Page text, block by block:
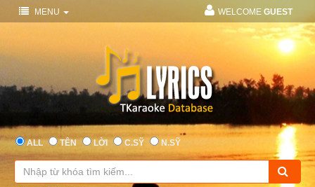
MENU WELCOME GUEST
ALL TÊN LỜI C.SỸ N.SỸ